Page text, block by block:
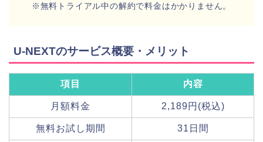
※無料トライアル中の解約で料金はかかりません。
U-NEXTのサービス概要・メリット
項目 内容
月額料金 2,189円(税込)
無料お試し期間 31日間